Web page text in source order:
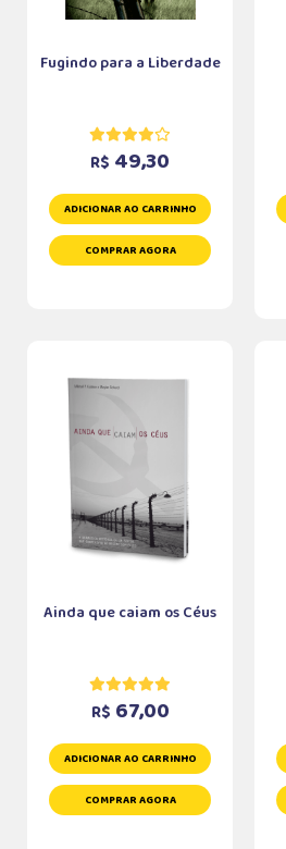
Fugindo para a Liberdade
R$ 49,30
ADICIONAR AO CARRINHO
COMPRAR AGORA
Ainda que caiam os Céus
R$ 67,00
ADICIONAR AO CARRINHO
COMPRAR AGORA